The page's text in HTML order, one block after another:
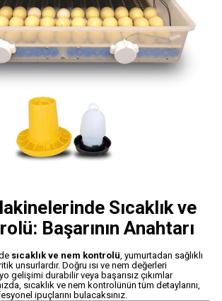
Sıcaklık ve
Başarının Anahtarı
sıcaklık ve nem kontrolü , yumurtadan sağlıklı
unsurlardır. Doğru ısı ve nem değerleri
gelişimi durabilir veya başarısız çıkımlar
sıcaklık ve nem kontrolünün tüm detaylarını,
ipuçlarını bulacaksınız.